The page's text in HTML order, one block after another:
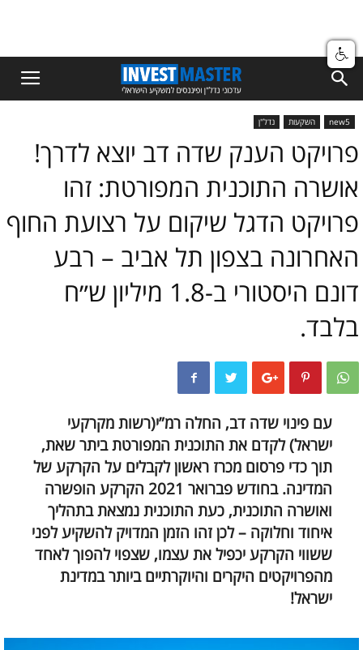
new5 השקעות נדל"ן
פרויקט הענק שדה דב יוצא לדרך!
אושרה התוכנית המפורטת: זהו
פרויקט הדגל שיקום על רצועת החוף
האחרונה בצפון תל אביב – רבע
דונם היסטורי ב-1.8 מיליון ש״ח
בלבד.
עם פינוי שדה דב, החלה רמ”י(רשות מקרקעי
ישראל) לקדם את התוכנית המפורטת ביתר שאת,
תוך כדי פרסום מכרז ראשון לקבלים על הקרקע של
המדינה. בחודש פברואר 2021 הקרקע הופשרה
ואושרה התוכנית, כעת התוכנית נמצאת בתהליך
איחוד וחלוקה – לכן זהו הזמן המדויק להשקיע לפני
ששווי הקרקע יכפיל את עצמו, שצפוי להפוך לאחד
מהפרויקטים היקרים והיוקרתיים ביותר במדינת
ישראל!